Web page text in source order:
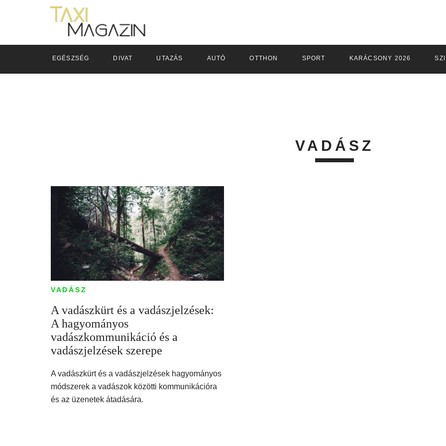
EGÉSZSÉG DIVAT UTAZÁS AUTÓ OTTHON SPORT KARÁCSONY 2026
VADÁSZ
VADÁSZ
A vadászkürt és a vadászjelzések:
A hagyományos
vadászkommunikáció és a
vadászjelzések szerepe
A vadászkürt és a vadászjelzések hagyományos
módszerek a vadászok közötti kommunikációra
és az üzenetek átadására.